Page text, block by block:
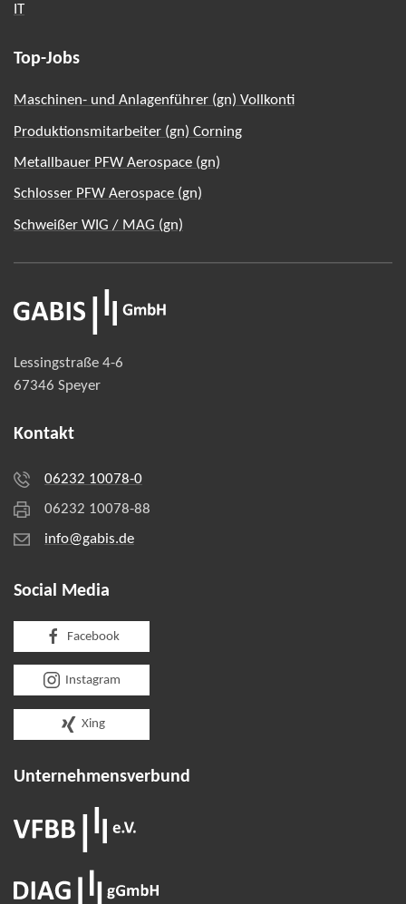
IT
Top-Jobs
Maschinen- und Anlagenführer (gn) Vollkonti
Produktionsmitarbeiter (gn) Corning
Metallbauer PFW Aerospace (gn)
Schlosser PFW Aerospace (gn)
Schweißer WIG / MAG (gn)
Lessingstraße 4-6
67346 Speyer
Kontakt
06232 10078-0
06232 10078-88
info@gabis.de
Social Media
Facebook
Instagram
Xing
Unternehmens­verbund